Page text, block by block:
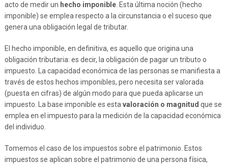
acto de medir un hecho imponible. Esta última noción (hecho
imponible) se emplea respecto a la circunstancia o el suceso que
genera una obligación legal de tributar.
El hecho imponible, en definitiva, es aquello que origina una
obligación tributaria: es decir, la obligación de pagar un tributo o
impuesto. La capacidad económica de las personas se manifiesta a
través de estos hechos imponibles, pero necesita ser valorada
(puesta en cifras) de algún modo para que pueda aplicarse un
impuesto. La base imponible es esta valoración o magnitud que se
emplea en el impuesto para la medición de la capacidad económica
del individuo.
Tomemos el caso de los impuestos sobre el patrimonio. Estos
impuestos se aplican sobre el patrimonio de una persona física,